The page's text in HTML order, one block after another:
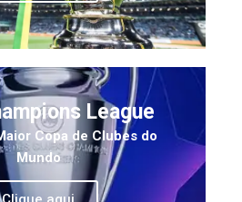
League
Copa de Clubes do
Mundo